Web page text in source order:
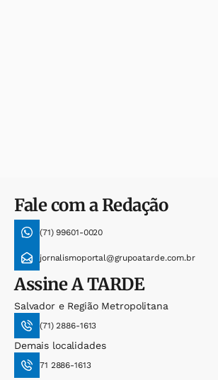
Fale com a Redação
(71) 99601-0020
jornalismoportal@grupoatarde.com.br
AssineA TARDE
Salvador e Região Metropolitana
(71) 2886-1613
Demais localidades
71 2886-1613